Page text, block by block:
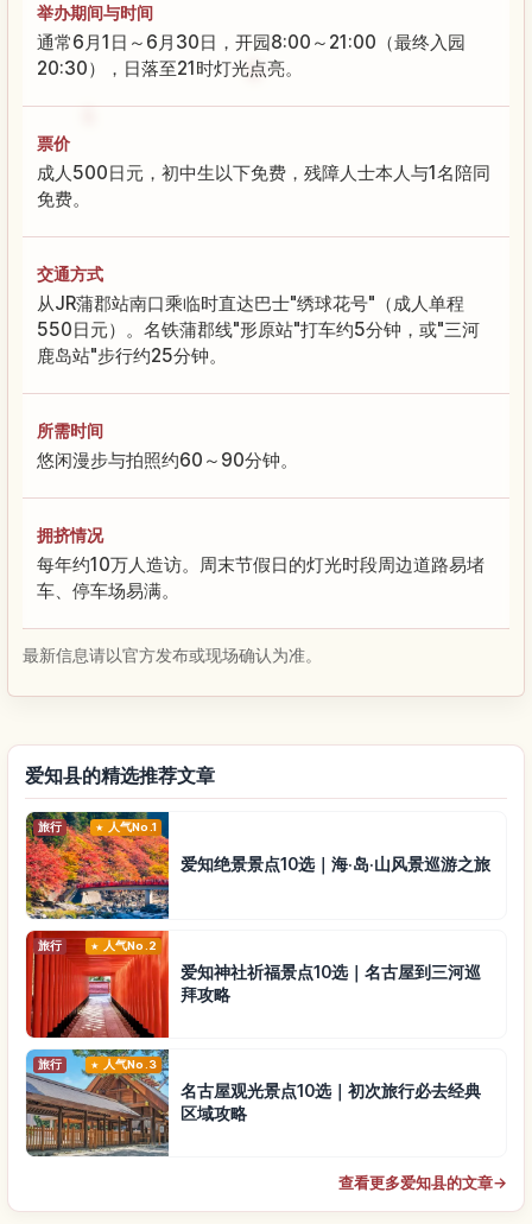
举办期间与时间
通常6月1日～6月30日，开园8:00～21:00（最终入园
20:30），日落至21时灯光点亮。
票价
成人500日元，初中生以下免费，残障人士本人与1名陪同
免费。
交通方式
从JR蒲郡站南口乘临时直达巴士"绣球花号"（成人单程
550日元）。名铁蒲郡线"形原站"打车约5分钟，或"三河
鹿岛站"步行约25分钟。
所需时间
悠闲漫步与拍照约60～90分钟。
拥挤情况
每年约10万人造访。周末节假日的灯光时段周边道路易堵
车、停车场易满。
最新信息请以官方发布或现场确认为准。
爱知县的精选推荐文章
旅行 人气No.1
爱知绝景景点10选｜海·岛·山风景巡游之旅
旅行 人气No.2
爱知神社祈福景点10选｜名古屋到三河巡
拜攻略
旅行 人气No.3
名古屋观光景点10选｜初次旅行必去经典
区域攻略
查看更多爱知县的文章→